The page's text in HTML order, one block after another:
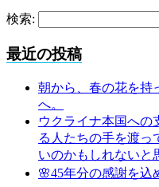
検索:
最近の投稿
朝から、春の花を持
へ。
ウクライナ本国への
る人たちの手を渡っ
いのかもしれないと
🌸45年分の感謝を込